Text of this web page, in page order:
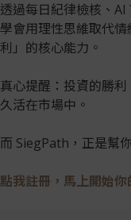
透過每日紀律檢核、
學會用理性思維取代
利」的核心能力。
真心提醒：投資的勝
久活在市場中。
而 SiegPath，正是幫
點我註冊，馬上開始你